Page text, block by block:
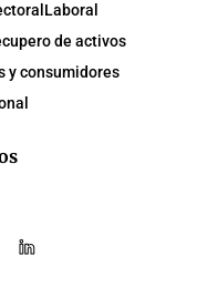
Laboral
de activos
y consumidores